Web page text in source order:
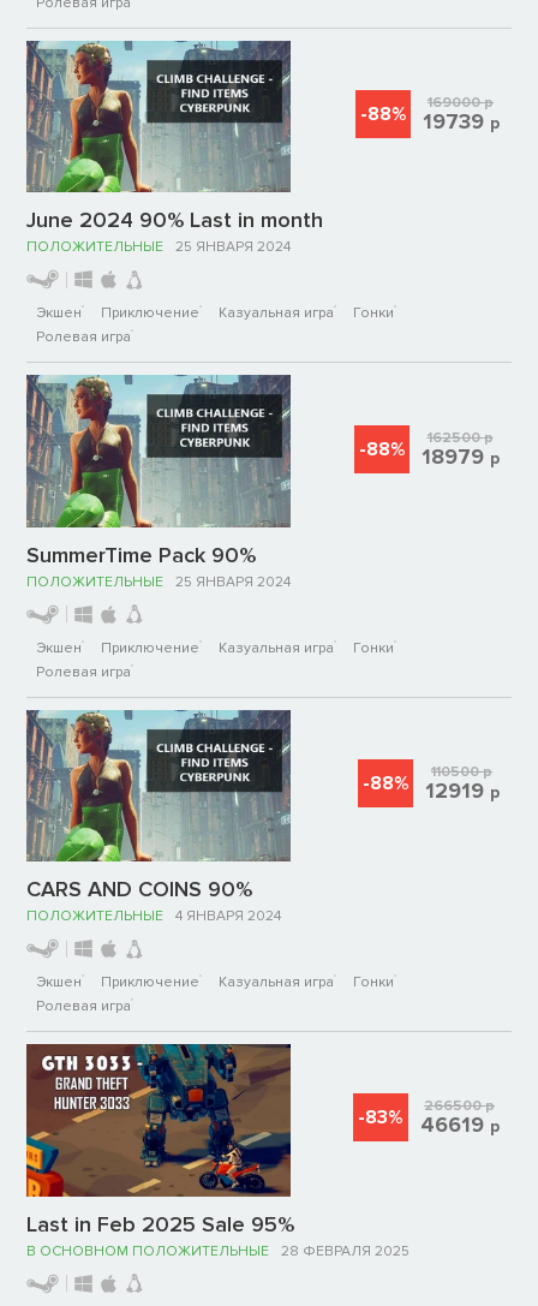
June 2024 90% Last in month
ПОЛОЖИТЕЛЬНЫЕ 25 ЯНВАРЯ 2024
Экшен Приключение Казуальная игра
Гонки
Ролевая игра
-88% 169000р
19739 р
SummerTime Pack 90%
ПОЛОЖИТЕЛЬНЫЕ 25 ЯНВАРЯ 2024
Экшен Приключение Казуальная игра
Гонки
Ролевая игра
-88% 162500р
18979 р
CARS AND COINS 90%
ПОЛОЖИТЕЛЬНЫЕ 4 ЯНВАРЯ 2024
Экшен Приключение Казуальная игра
Гонки
Ролевая игра
-88% 110500р
12919 р
Last in Feb 2025 Sale 95%
В ОСНОВНОМ ПОЛОЖИТЕЛЬНЫЕ 28 ФЕВРАЛЯ 2025
-83% 266500р
46619 р